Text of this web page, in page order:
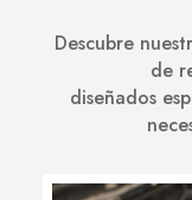
Descubre
de
diseñados